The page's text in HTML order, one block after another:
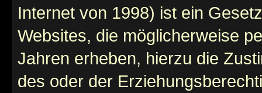
Internet von 1998) ist ein
Websites, die möglicherweise
Jahren erheben, hierzu die
des oder der